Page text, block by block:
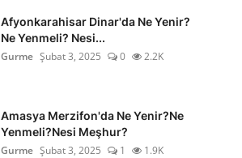
Afyonkarahisar Dinar'da Ne Yenir?
Ne Yenmeli? Nesi...
Gurme Şubat 3, 2025 0 2.2K
Amasya Merzifon'da Ne Yenir?Ne
Yenmeli?Nesi Meşhur?
Gurme Şubat 3, 2025 1 1.9K